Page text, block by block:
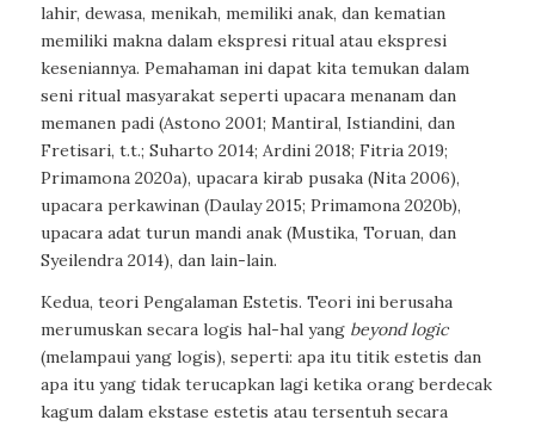
lahir, dewasa, menikah, memiliki anak, dan kematian
memiliki makna dalam ekspresi ritual atau ekspresi
keseniannya. Pemahaman ini dapat kita temukan dalam
seni ritual masyarakat seperti upacara menanam dan
memanen padi (Astono 2001; Mantiral, Istiandini, dan
Fretisari, t.t.; Suharto 2014; Ardini 2018; Fitria 2019;
Primamona 2020a), upacara kirab pusaka (Nita 2006),
upacara perkawinan (Daulay 2015; Primamona 2020b),
upacara adat turun mandi anak (Mustika, Toruan, dan
Syeilendra 2014), dan lain-lain.
Kedua, teori Pengalaman Estetis. Teori ini berusaha
merumuskan secara logis hal-hal yang beyond logic
(melampaui yang logis), seperti: apa itu titik estetis dan
apa itu yang tidak terucapkan lagi ketika orang berdecak
kagum dalam ekstase estetis atau tersentuh secara